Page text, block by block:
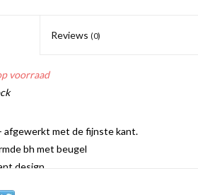
Reviews (0)
voorraad
afgewerkt met de fijnste kant.
bh met beugel
design